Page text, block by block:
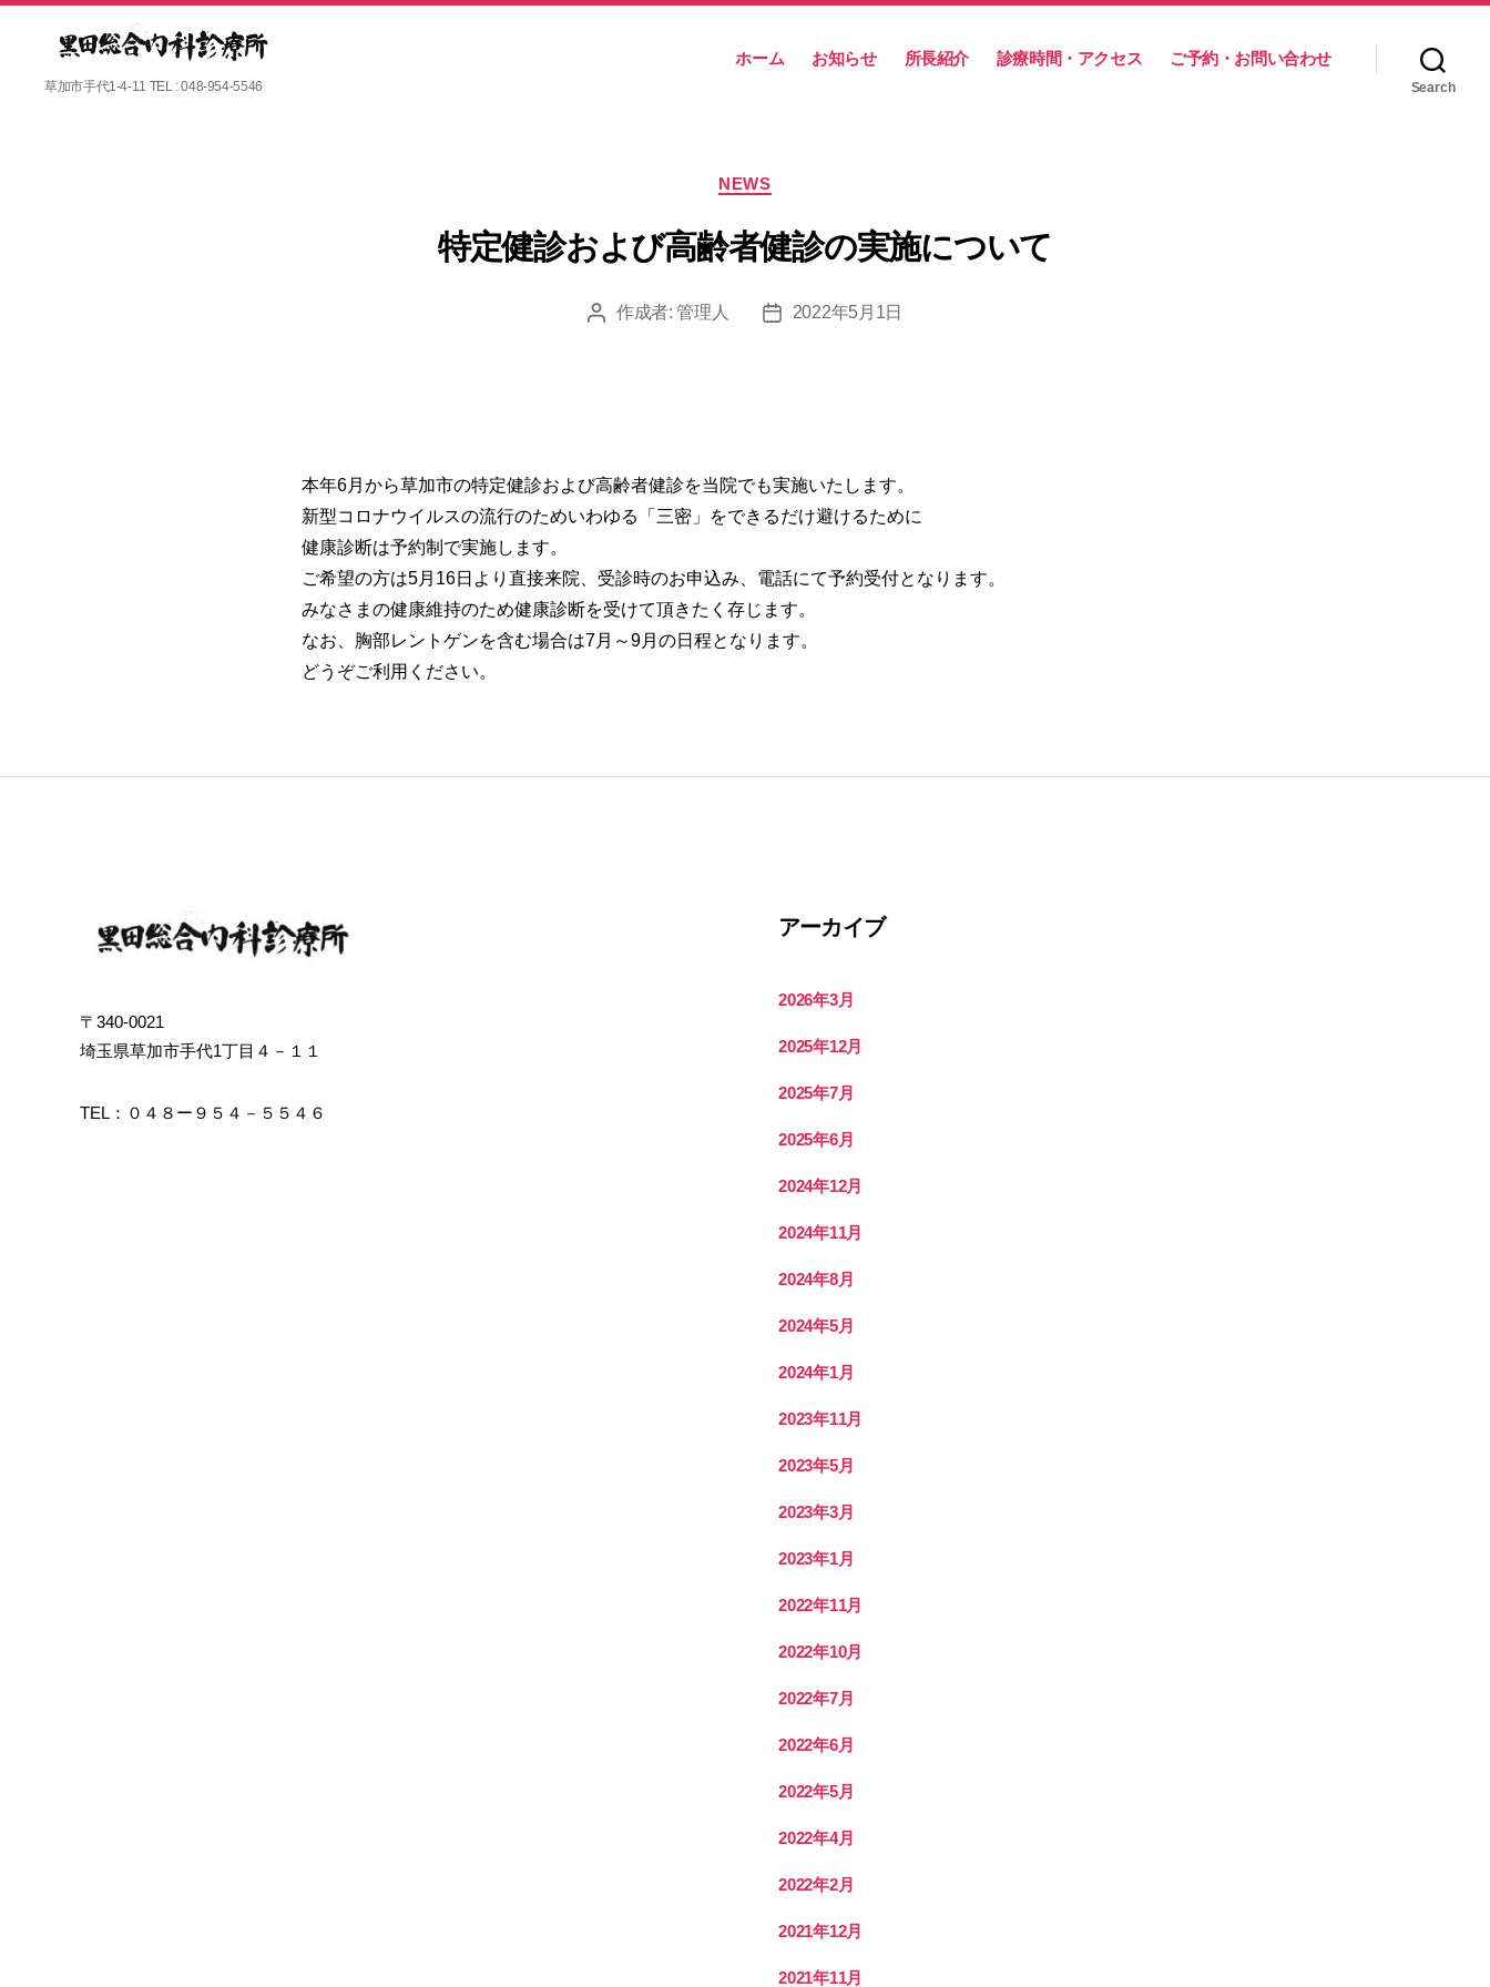
黒
草加市手代1-4-11 TEL : 048-954-5546
ホーム お知らせ 所長紹介 診療時間・アクセス ご予約・お問い合わせ
Search
テ
リ
ー
NEWS
特定健診および高齢者健診の実施について
投 作成者:管理人
投
2022年5月1日
本年6月から草加市の特定健診および高齢者健診を当院でも実施いたします。
新型コロナウイルスの流行のためいわゆる「三密」をできるだけ避けるために
健康診断は予約制で実施します。
ご希望の方は5月16日より直接来院、受診時のお申込み、電話にて予約受付となります。
みなさまの健康維持のため健康診断を受けて頂きたく存じます。
なお、胸部レントゲンを含む場合は7月～9月の日程となります。
どうぞご利用ください。
〒340-0021
埼玉県草加市手代1丁目４－１１
TEL：０４８ー９５４－５５４６
アーカイブ
2026年3月
2025年12月
2025年7月
2025年6月
2024年12月
2024年11月
2024年8月
2024年5月
2024年1月
2023年11月
2023年5月
2023年3月
2023年1月
2022年11月
2022年10月
2022年7月
2022年6月
2022年5月
2022年4月
2022年2月
2021年12月
2021年11月